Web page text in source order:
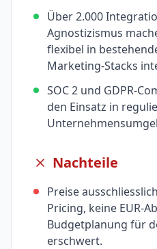
Über 2.000
Agnostizismus
flexibel in
Marketing-Stacks
SOC 2 und GDPR-
den Einsatz in
Nachteile
Preise
Pricing, keine EUR-
Budgetplanung für
erschwert.